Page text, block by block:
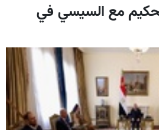
مع السيسي في